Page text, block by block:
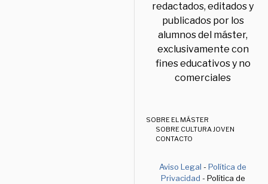
redactados, editados y
publicados por los
alumnos del máster,
exclusivamente con
fines educativos y no
comerciales
SOBRE EL MÁSTER
SOBRE CULTURA JOVEN
CONTACTO
Aviso Legal -Política de
Privacidad - Política de